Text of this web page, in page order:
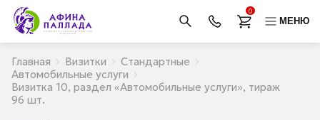
0
МЕНЮ
Главная Визитки
Стандартные
Автомобильные услуги
Визитка 10, раздел «Автомобильные услуги», тираж
96 шт.